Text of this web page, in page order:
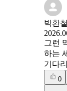
박환
그런
하는
기다
0